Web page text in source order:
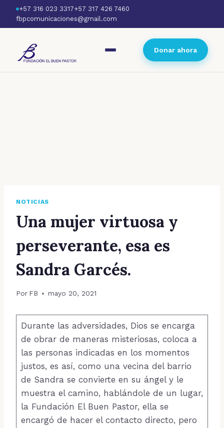
+57 316 023 3317+57 317 426 7460
fbpcomunicaciones@gmail.com
Donar ahora
NOTICIAS
Una mujer virtuosa y
perseverante, esa es
Sandra Garcés.
Por FB mayo 20, 2021
Durante las adversidades, Dios se encarga
de obrar de maneras misteriosas, coloca a
las personas indicadas en los momentos
justos, es así, como una vecina del barrio
de Sandra se convierte en su ángel y le
muestra el camino, hablándole de un lugar,
la Fundación El Buen Pastor, ella se
encargó de hacer el contacto directo, pero